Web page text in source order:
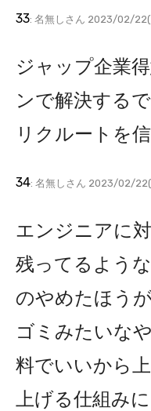
33: 名無しさん 2023/02/22(
ジャップ企業
ンで解決する
リクルートを
34: 名無しさん 2023/02/
エンジニアに
残ってるよう
のやめたほう
ゴミみたいな
料でいいから
上げる仕組み